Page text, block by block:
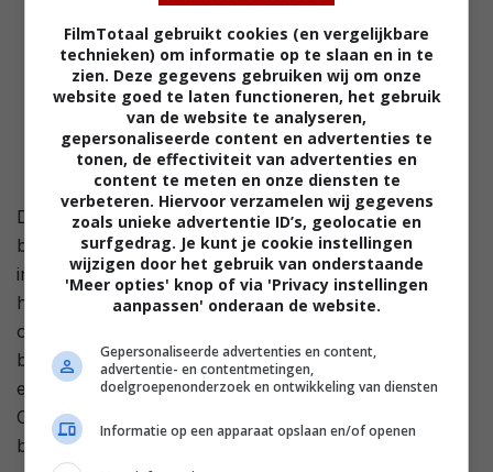
De bokser Cassius Clay laat iedereen weten dat hij de
beste bokser van de wereld is. Hij wil zo snel mogelijk
in de ring met de kampioen en iedereen die hem kan
helpen op die weg komt op zijn loonlijst te staan. Dan
ontmoet hij Malcolm X, een leider in de zwarte
beweging, die hem ervan overtuigt dat hij nog steeds
een slaaf is in het blanke wereldje van het boksen.
Clay voelt zich aangetrokken tot de Islam en laat zich
bekeren. Zijn nieuwe naam zal Muhammad Ali zijn.
FilmTotaal gebruikt cookies (en vergelijkbare
technieken) om informatie op te slaan en in te
zien. Deze gegevens gebruiken wij om onze
website goed te laten functioneren, het gebruik
van de website te analyseren,
gepersonaliseerde content en advertenties te
tonen, de effectiviteit van advertenties en
content te meten en onze diensten te
verbeteren. Hiervoor verzamelen wij gegevens
zoals unieke advertentie ID’s, geolocatie en
surfgedrag. Je kunt je cookie instellingen
wijzigen door het gebruik van onderstaande
'Meer opties' knop of via 'Privacy instellingen
aanpassen' onderaan de website.
Gepersonaliseerde advertenties en content,
advertentie- en contentmetingen,
doelgroepenonderzoek en ontwikkeling van diensten
Informatie op een apparaat opslaan en/of openen